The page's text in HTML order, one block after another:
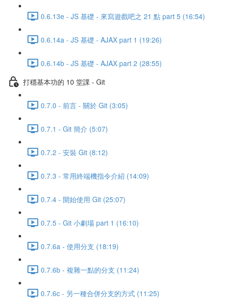
0.6.13e - JS 基礎 - 來寫遊戲吧之 21 點 part 5 (16:54)
0.6.14a - JS 基礎 - AJAX part 1 (19:26)
0.6.14b - JS 基礎 - AJAX part 2 (28:55)
打穩基本功的 10 堂課 - Git
0.7.0 - 前言 - 關於 Git (3:05)
0.7.1 - Git 簡介 (5:07)
0.7.2 - 安裝 Git (8:12)
0.7.3 - 常用終端機指令介紹 (14:09)
0.7.4 - 開始使用 Git (25:07)
0.7.5 - Git 小劇場 part 1 (16:10)
0.7.6a - 使用分支 (18:19)
0.7.6b - 複雜一點的分支 (11:24)
0.7.6c - 另一種合併分支的方式 (11:25)